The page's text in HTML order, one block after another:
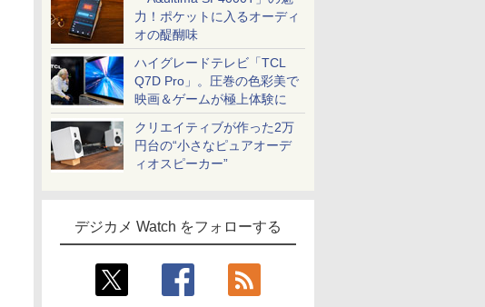
力！ポケットに入るオーディ
オの醍醐味
ハイグレードテレビ「TCL
Q7D Pro」。圧巻の色彩美で
映画＆ゲームが極上体験に
クリエイティブが作った2万
円台の“小さなピュアオーデ
ィオスピーカー”
デジカメ Watch をフォローする